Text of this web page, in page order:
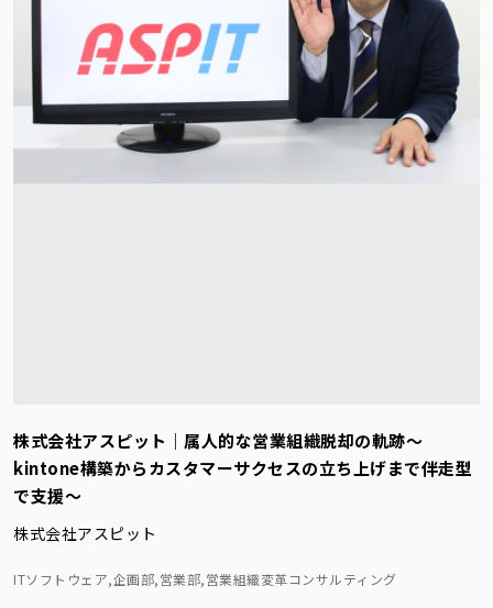
株式会社アスピット｜属人的な営業組織脱却の軌跡～
kintone構築からカスタマーサクセスの立ち上げまで伴走型
で支援～
株式会社アスピット
ITソフトウェア,企画部,営業部,営業組織変革コンサルティング